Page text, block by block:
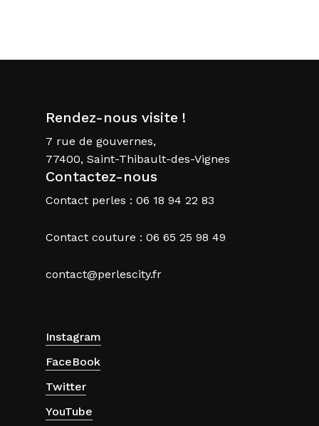
Rendez-nous visite !
7 rue de gouvernes,
77400, Saint-Thibault-des-Vignes
Contactez-nous
Contact perles : 06 18 94 22 83
Contact couture : 06 65 25 98 49
contact@perlescity.fr
Instagram
FaceBook
Twitter
YouTube